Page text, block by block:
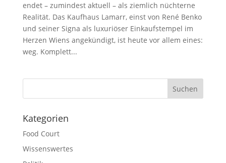
endet – zumindest aktuell – als ziemlich nüchterne
Realität. Das Kaufhaus Lamarr, einst von René Benko
und seiner Signa als luxuriöser Einkaufstempel im
Herzen Wiens angekündigt, ist heute vor allem eines:
weg. Komplett...
Suchen
Kategorien
Food Court
Wissenswertes